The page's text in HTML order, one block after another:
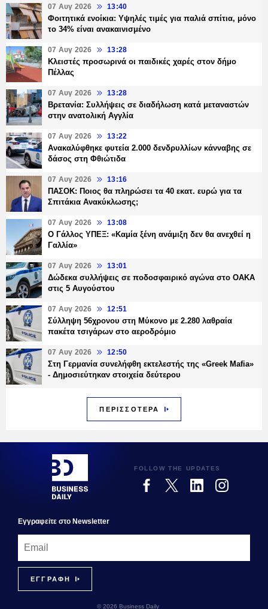
07 Αυγ 2026 13:40
Φοιτητικά ενοίκια: Υψηλές τιμές για παλιά σπίτια, μόνο
το 34% είναι ανακαινισμένο
07 Αυγ 2026 13:28
Κλειστές προσωρινά οι παιδικές χαρές στον δήμο
Πέλλας
07 Αυγ 2026 13:28
Βρετανία: Συλλήψεις σε διαδήλωση κατά μεταναστών
στην ανατολική Αγγλία
07 Αυγ 2026 13:22
Ανακαλύφθηκε φυτεία 2.000 δενδρυλλίων κάνναβης σε
δάσος στη Φθιώτιδα
07 Αυγ 2026 13:16
ΠΑΣΟΚ: Ποιος θα πληρώσει τα 40 εκατ. ευρώ για τα
Σπιτάκια Ανακύκλωσης;
07 Αυγ 2026 13:08
Ο Γάλλος ΥΠΕΞ: «Καμία ξένη ανάμιξη δεν θα ανεχθεί η
Γαλλία»
07 Αυγ 2026 13:01
Δώδεκα συλλήψεις σε ποδοσφαιρικό αγώνα στο ΟΑΚΑ
στις 5 Αυγούστου
07 Αυγ 2026 12:51
Σύλληψη 56χρονου στη Μύκονο με 2.280 λαθραία
πακέτα τσιγάρων στο αεροδρόμιο
07 Αυγ 2026 12:50
Στη Γερμανία συνελήφθη εκτελεστής της «Greek Mafia»
- Δημοσιεύτηκαν στοιχεία δεύτερου
ΠΕΡΙΣΣΟΤΕΡΑ
FOLLOW THE UPDATES
Εγγραφεiτε στο Newsletter
© 2026 Business Daily